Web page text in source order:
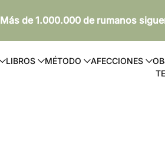
Más de 1.000.000 de rumanos
LIBROS MÉTODO AFECCIONES